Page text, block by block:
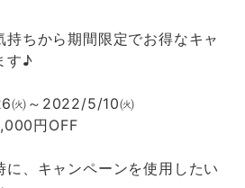
持ちから期間限定でお得なキャ
す♪
㈫～2022/5/10㈫
円OFF
、キャンペーンを使用したい